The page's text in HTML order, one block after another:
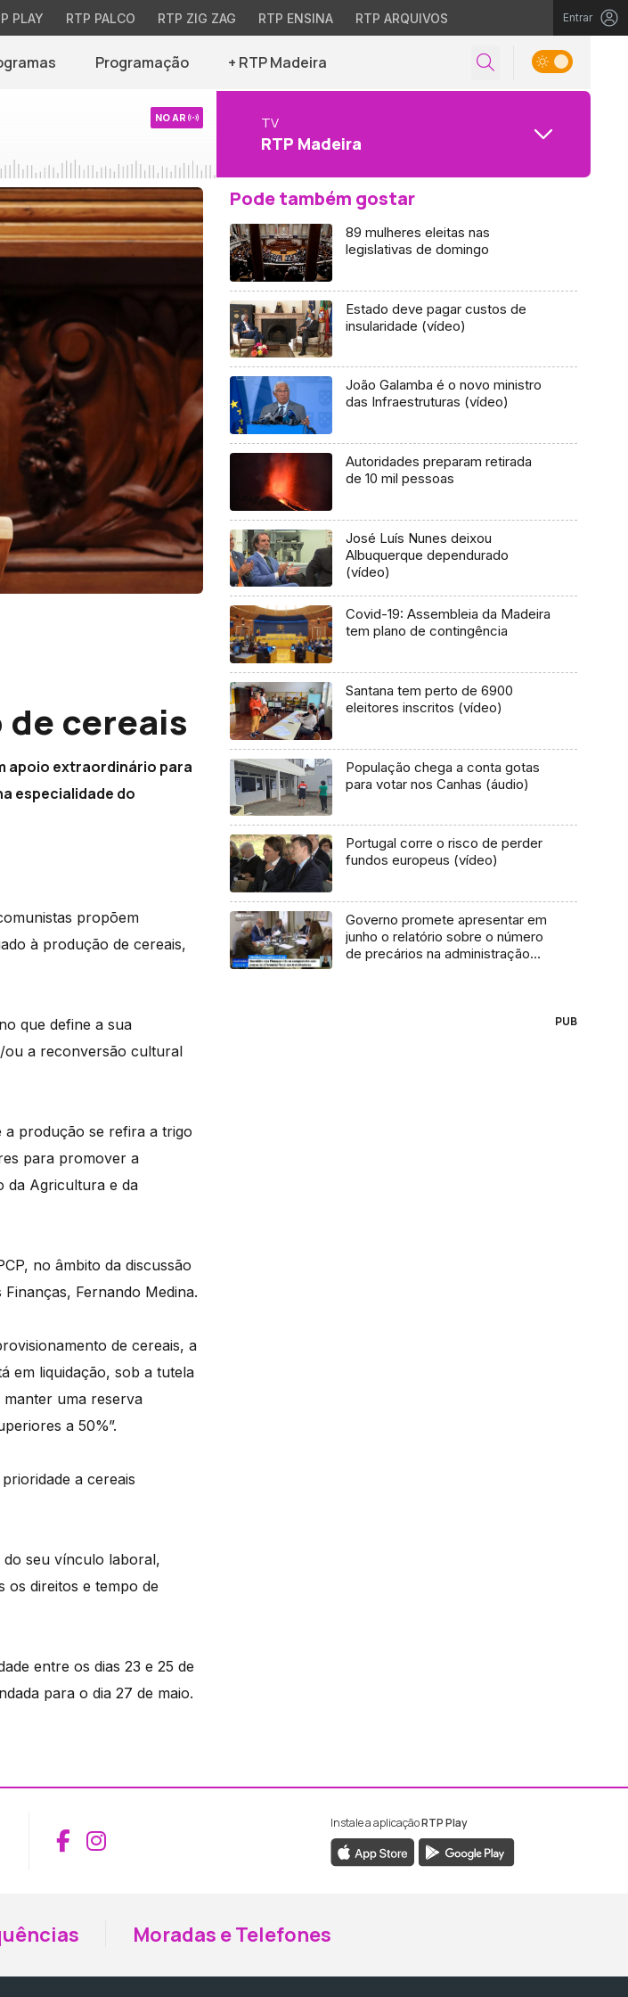
PLAY RTP PALCO RTP ZIG ZAG RTP ENSINA RTP ARQUIVOS Entrar
Programação + RTP Madeira
NO AR TV
RTP Madeira
cereais
apoio extraordinário para
especialidade do
propõem
à produção de cereais,
que define a sua
ou a reconversão cultural
a produção se refira a trigo
para promover a
da Agricultura e da
no âmbito da discussão
Fernando Medina.
de cereais, a
em liquidação, sob a tutela
uma reserva
a 50%”.
a cereais
do seu vínculo laboral,
os direitos e tempo de
entre os dias 23 e 25 de
para o dia 27 de maio.
Pode também gostar
89 mulheres eleitas nas
legislativas de domingo
Estado deve pagar custos de
insularidade (vídeo)
João Galamba é o novo ministro
das Infraestruturas (vídeo)
Autoridades preparam retirada
de 10 mil pessoas
José Luís Nunes deixou
Albuquerque dependurado
(vídeo)
Covid-19: Assembleia da Madeira
tem plano de contingência
Santana tem perto de 6900
eleitores inscritos (vídeo)
População chega a conta gotas
para votar nos Canhas (áudio)
Portugal corre o risco de perder
fundos europeus (vídeo)
Governo promete apresentar em
junho o relatório sobre o número
de precários na administração
PUB
Aceder ao Facebook da RTP Madeira
Aceder ao Instagram da RTP Madeira
Instale a aplicaçãoRTP Play
Moradas e Telefones